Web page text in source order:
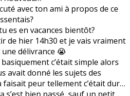
avec ton ami à propos de ce
es en vacances bientôt?
de hier 14h30 et je vais vraiment
une délivrance 😭
c’était simple alors
avait donné les sujets des
peur tellement c’était dur…